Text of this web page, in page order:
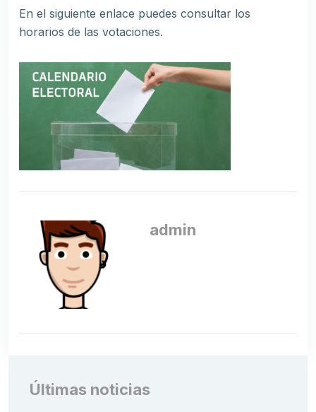
En el siguiente enlace puedes consultar los
horarios de las votaciones.
admin
Últimas noticias